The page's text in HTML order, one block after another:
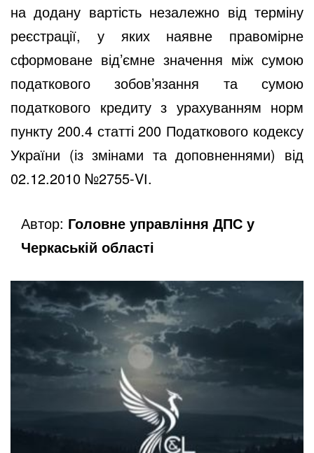
на додану вартість незалежно від терміну
реєстрації, у яких наявне правомірне
сформоване від’ємне значення між сумою
податкового зобов’язання та сумою
податкового кредиту з урахуванням норм
пункту 200.4 статті 200 Податкового кодексу
України (із змінами та доповненнями) від
02.12.2010 №2755-VІ.
Автор: Головне управління ДПС у
Черкаській області